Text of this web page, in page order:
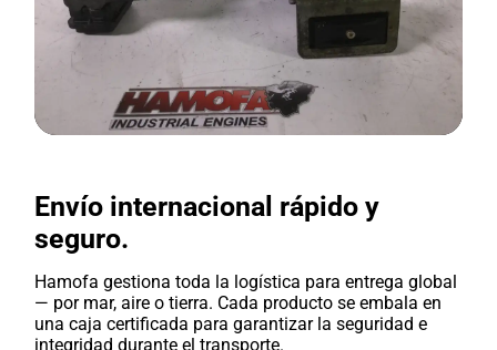
Envío internacional rápido y
seguro.
Hamofa gestiona toda la logística para entrega global
— por mar, aire o tierra. Cada producto se embala en
una caja certificada para garantizar la seguridad e
integridad durante el transporte.